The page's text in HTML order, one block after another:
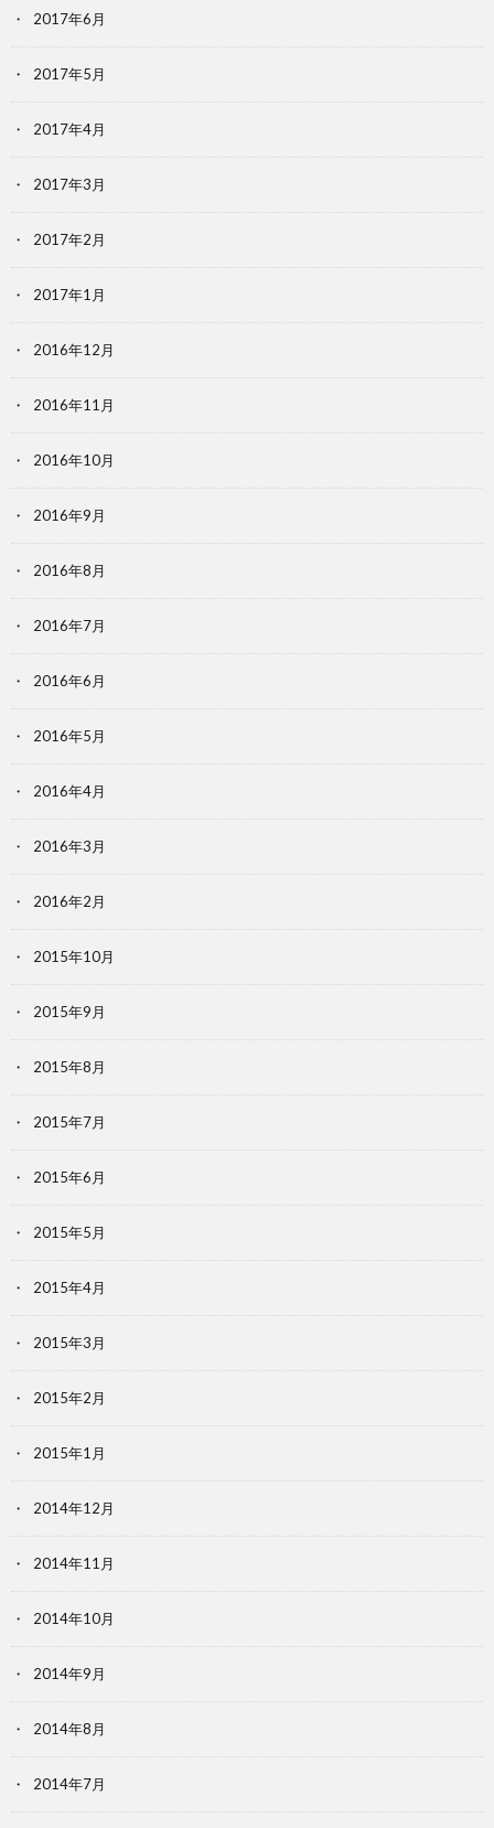
2017年6月
2017年5月
2017年4月
2017年3月
2017年2月
2017年1月
2016年12月
2016年11月
2016年10月
2016年9月
2016年8月
2016年7月
2016年6月
2016年5月
2016年4月
2016年3月
2016年2月
2015年10月
2015年9月
2015年8月
2015年7月
2015年6月
2015年5月
2015年4月
2015年3月
2015年2月
2015年1月
2014年12月
2014年11月
2014年10月
2014年9月
2014年8月
2014年7月